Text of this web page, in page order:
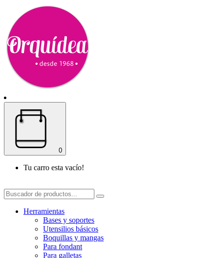
0
Tu carro esta vacío!
Herramientas
Bases y soportes
Utensilios básicos
Boquillas y mangas
Para fondant
Para galletas